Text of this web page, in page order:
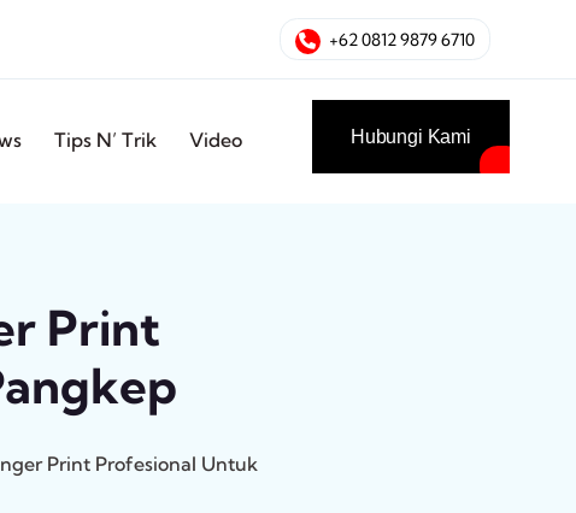
+62 0812 9879 6710
Tips N’ Trik Video Hubungi Kami
Print
Print Profesional Untuk